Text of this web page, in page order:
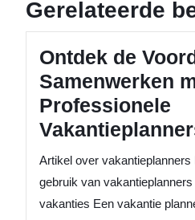
Gerelateerde
Ontdek de
Samenwerken
Professionele
Artikel over
gebruik van
vakanties Een vakantie